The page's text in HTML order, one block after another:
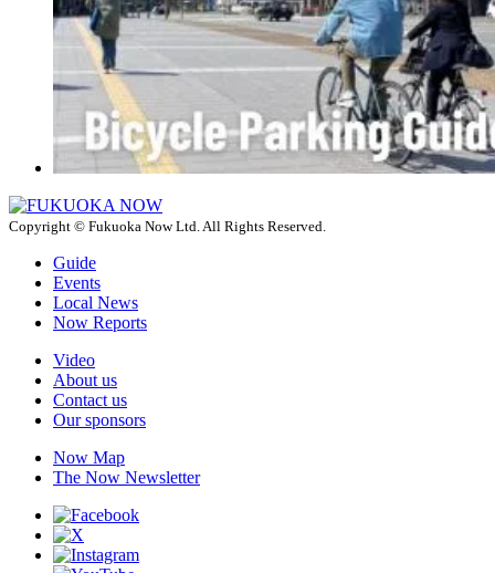
Copyright © Fukuoka Now Ltd. All Rights Reserved.
Guide
Events
Local News
Now Reports
Video
About us
Contact us
Our sponsors
Now Map
The Now Newsletter